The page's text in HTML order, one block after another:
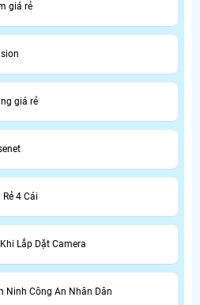
giá rẻ
giá rẻ
4 Cái
Lắp Dặt Camera
Ninh Công An Nhân Dân